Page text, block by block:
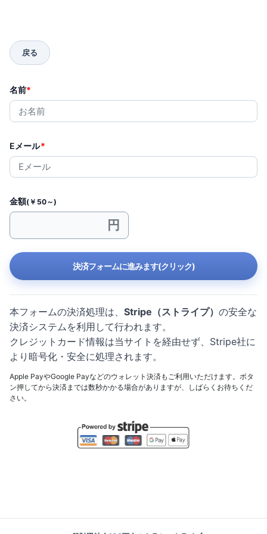
名前*
Eメール*
金額(￥50～)
決済フォームに進みます(クリック)
本フォームの決済処理は、 Stripe（ストライプ） の安全な
決済システムを利用して行われます。
クレジットカード情報は当サイトを経由せず、Stripe社に
より暗号化・安全に処理されます。
Apple PayやGoogle Payなどのウォレット決済もご利用いただけます。ボタ
ン押してから決済までは数秒かかる場合がありますが、しばらくお待ちくだ
さい。